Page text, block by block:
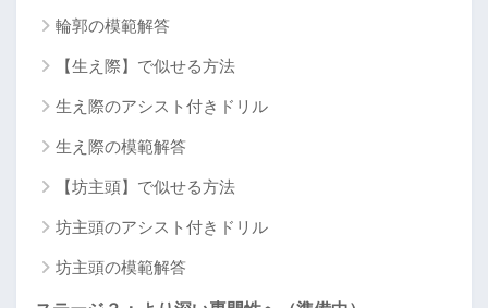
輪郭の模範解答
【生え際】で似せる方法
生え際のアシスト付きドリル
生え際の模範解答
【坊主頭】で似せる方法
坊主頭のアシスト付きドリル
坊主頭の模範解答